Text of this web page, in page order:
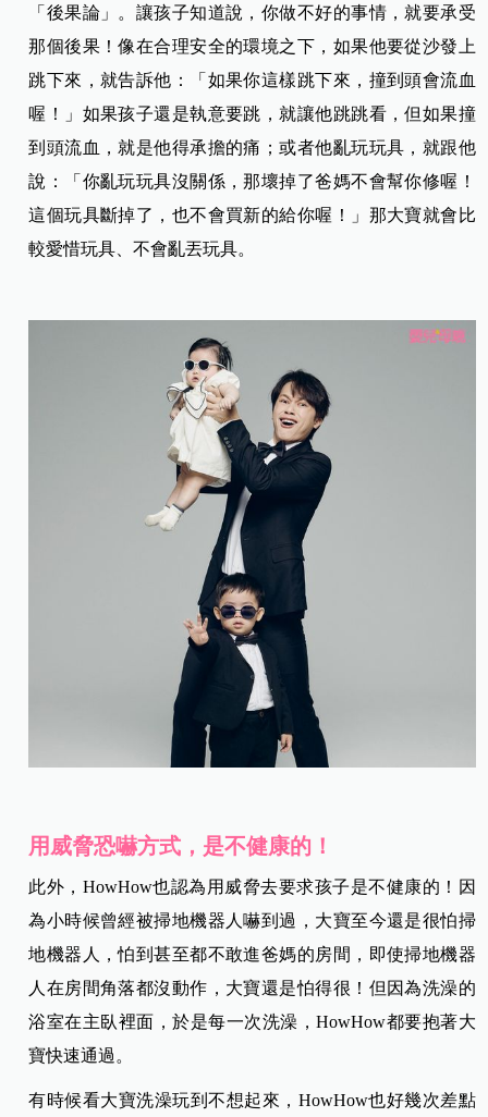
「後果論」。讓孩子知道說，你做不好的事情，就要承受
那個後果！像在合理安全的環境之下，如果他要從沙發上
跳下來，就告訴他：「如果你這樣跳下來，撞到頭會流血
喔！」如果孩子還是執意要跳，就讓他跳跳看，但如果撞
到頭流血，就是他得承擔的痛；或者他亂玩玩具，就跟他
說：「你亂玩玩具沒關係，那壞掉了爸媽不會幫你修喔！
這個玩具斷掉了，也不會買新的給你喔！」那大寶就會比
較愛惜玩具、不會亂丟玩具。
用威脅恐嚇方式，是不健康的！
此外，HowHow也認為用威脅去要求孩子是不健康的！因
為小時候曾經被掃地機器人嚇到過，大寶至今還是很怕掃
地機器人，怕到甚至都不敢進爸媽的房間，即使掃地機器
人在房間角落都沒動作，大寶還是怕得很！但因為洗澡的
浴室在主臥裡面，於是每一次洗澡，HowHow都要抱著大
寶快速通過。
有時候看大寶洗澡玩到不想起來，HowHow也好幾次差點